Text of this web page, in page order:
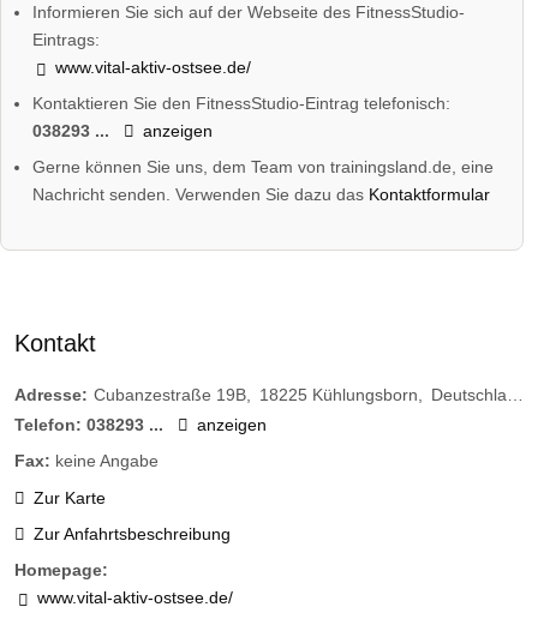
Informieren Sie sich auf der Webseite des FitnessStudio-
Eintrags:
www.vital-aktiv-ostsee.de/
Kontaktieren Sie den FitnessStudio-Eintrag telefonisch:
038293 ...
anzeigen
Gerne können Sie uns, dem Team von trainingsland.de, eine
Nachricht senden. Verwenden Sie dazu das Kontaktformular
Kontakt
Adresse: Cubanzestraße 19B 18225 Kühlungsborn
Deutschland
Telefon: 038293 ...
anzeigen
Fax: keine Angabe
Zur Karte
Zur Anfahrtsbeschreibung
Homepage:
www.vital-aktiv-ostsee.de/